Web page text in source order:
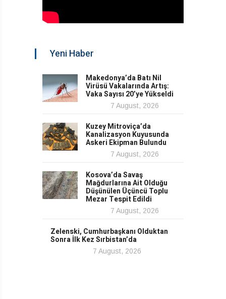
Yeni Haber
Makedonya’da Batı Nil
Virüsü Vakalarında Artış:
Vaka Sayısı 20’ye Yükseldi
7 August, 2026
Kuzey Mitroviça’da
Kanalizasyon Kuyusunda
Askeri Ekipman Bulundu
7 August, 2026
Kosova’da Savaş
Mağdurlarına Ait Olduğu
Düşünülen Üçüncü Toplu
Mezar Tespit Edildi
7 August, 2026
Zelenski, Cumhurbaşkanı Olduktan
Sonra İlk Kez Sırbistan’da
7 August, 2026